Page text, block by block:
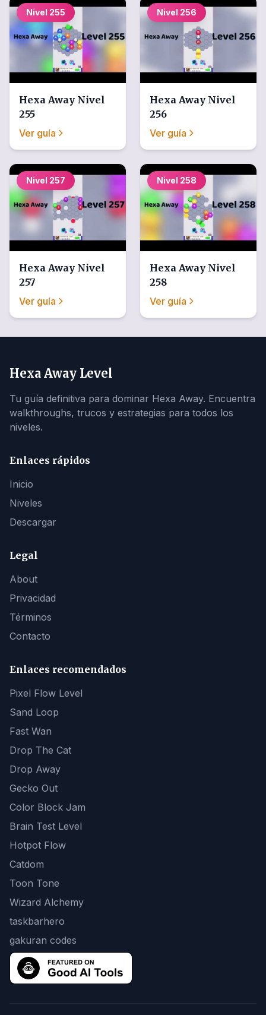
Nivel 255
Hexa Away Nivel
255
Ver guía
Nivel 256
Hexa Away Nivel
256
Ver guía
Nivel 257
Hexa Away Nivel
257
Ver guía
Nivel 258
Hexa Away Nivel
258
Ver guía
Hexa Away Level
Tu guía definitiva para dominar Hexa Away. Encuentra
walkthroughs, trucos y estrategias para todos los
niveles.
Enlaces rápidos
Inicio
Niveles
Descargar
Legal
About
Privacidad
Términos
Contacto
Enlaces recomendados
Pixel Flow Level
Sand Loop
Fast Wan
Drop The Cat
Drop Away
Gecko Out
Color Block Jam
Brain Test Level
Hotpot Flow
Catdom
Toon Tone
Wizard Alchemy
taskbarhero
gakuran codes